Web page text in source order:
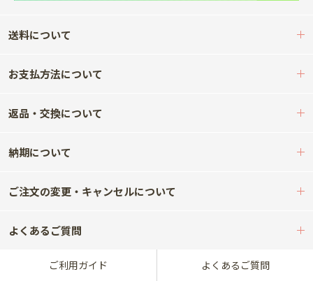
送料について
お支払方法について
返品・交換について
納期について
ご注文の変更・キャンセルについて
よくあるご質問
ご利用ガイド よくあるご質問